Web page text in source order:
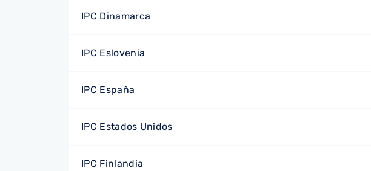
IPC Dinamarca
IPC Eslovenia
IPC España
IPC Estados Unidos
IPC Finlandia